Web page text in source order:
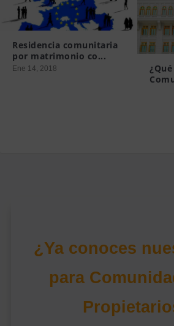
Residencia comunitaria
por matrimonio co...
Ene 14, 2018
¿Ya conoces
para